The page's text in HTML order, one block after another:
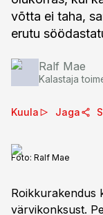
võtta ei taha,
erutu
Ralf Mae
Kalastaja
Kuula Jaga
Foto: Ralf Mae
Roikkurakendus
värvikonksust.